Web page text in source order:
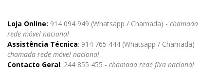
Loja Online: 914 094 949 (Whatsapp / Chamada) - chamada
rede móvel nacional
Assistência Técnica: 914 765 444 (Whatsapp / Chamada) -
chamada rede móvel nacional
Contacto Geral: 244 855 455 - chamada rede fixa nacional